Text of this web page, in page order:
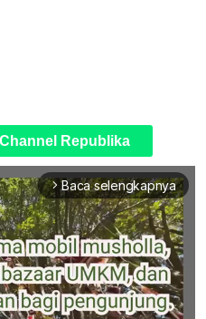
Republika
arrow_forward_ios Baca selengkapnya